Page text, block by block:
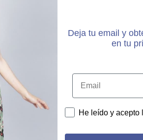
no por eso deja de ser fluida.
SUDADERA LADY GODIVA
ESPERANZA
12 AGOSTO, 2022
Deja tu email y
en tu
He leído y acepto